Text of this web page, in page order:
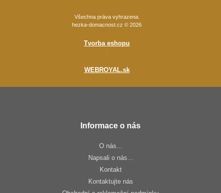
Všechna práva vyhrazena.
hezka-domacnost.cz © 2026
Tvorba eshopu
:
WEBROYAL.sk
Informace o nás
O nás...
Napsali o nás...
Kontakt
Kontaktujte nás